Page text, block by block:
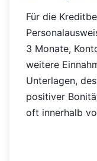
Für die
3 Monate,
weitere
Unterlagen,
positiver
oft innerhalb